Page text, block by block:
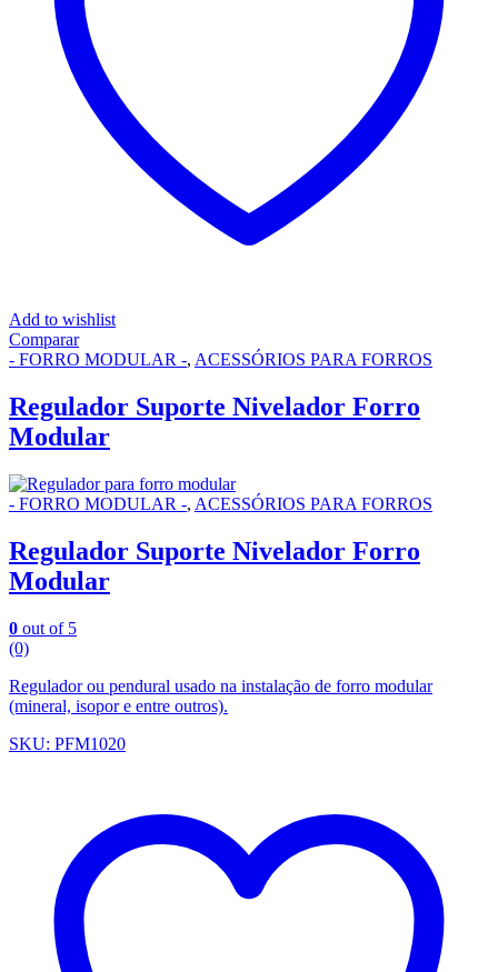
Add to wishlist
Comparar
- FORRO MODULAR -, ACESSÓRIOS PARA FORROS
Regulador Suporte Nivelador Forro
Modular
- FORRO MODULAR -, ACESSÓRIOS PARA FORROS
Regulador Suporte Nivelador Forro
Modular
0 out of 5
(0)
Regulador ou pendural usado na instalação de forro modular
(mineral, isopor e entre outros).
SKU: PFM1020